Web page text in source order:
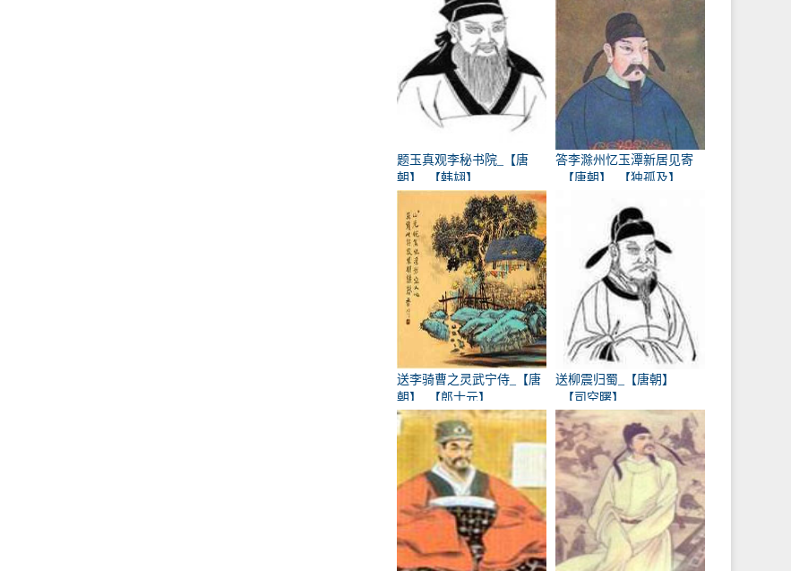
题玉真观李秘书院_【唐
朝】_【韩翃】
答李滁州忆玉潭新居见寄
_【唐朝】_【独孤及】
送李骑曹之灵武宁侍_【唐
朝】_【郎士元】
送柳震归蜀_【唐朝】
_【司空曙】